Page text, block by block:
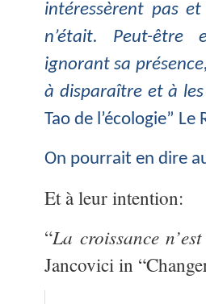
intéressèrent pas
n’était. Peut-être
ignorant sa
à disparaître et à
Tao de l’écologie” Le
On pourrait en dire
Et à leur intention:
“La croissance
Jancovici in